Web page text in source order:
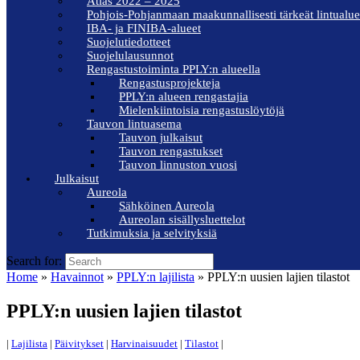
Pohjois-Pohjanmaan maakunnallisesti tärkeät
IBA- ja FINIBA-alueet
Suojelutiedotteet
Suojelulausunnot
Rengastustoiminta PPLY:n alueella
Rengastusprojekteja
PPLY:n alueen rengastajia
Mielenkiintoisia rengastuslöytöjä
Tauvon lintuasema
Tauvon julkaisut
Tauvon rengastukset
Tauvon linnuston vuosi
Julkaisut
Aureola
Sähköinen Aureola
Aureolan sisällysluettelot
Tutkimuksia ja selvityksiä
Search for:
Home » Havainnot » PPLY:n lajilista » PPLY:n uusien lajien tilastot
PPLY:n uusien lajien tilastot
| Lajilista | Päivitykset | Harvinaisuudet | Tilastot |